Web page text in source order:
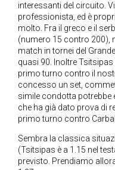
interessanti del circuito.
professionista, ed è
molto. Fra il greco e il
(numero 15 contro 200),
match in tornei del
quasi 90. Inoltre
primo turno contro il
concesso un set,
simile condotta potrebbe
che ha già dato prova di
primo turno contro
Sembra la classica
(Tsitsipas è a 1.15 nel
previsto. Prendiamo